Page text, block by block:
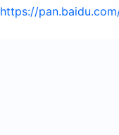
https://